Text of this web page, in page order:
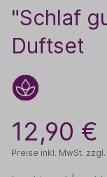
"Schlaf
Duftset
12,90 €
Preise inkl. MwSt.